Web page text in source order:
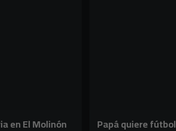
en El Molinón Papá quiere fútbol